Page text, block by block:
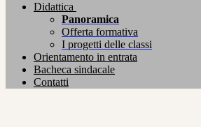
Didattica
Panoramica
Offerta formativa
I progetti delle classi
Orientamento in entrata
Bacheca sindacale
Contatti